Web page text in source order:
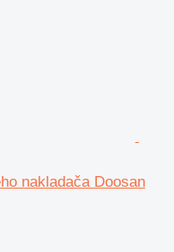
nakladača Doosan